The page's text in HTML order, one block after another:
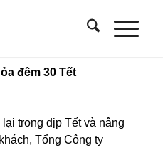
đêm 30 Tết
trong dịp Tết và nâng
Tổng Công ty